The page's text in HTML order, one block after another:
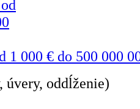
1 000 € do 500 000
úvery, oddĺženie)